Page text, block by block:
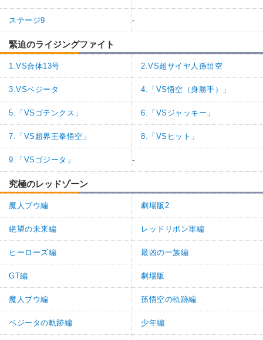
ステージ9 -
緊迫のライジングファイト
1.VS合体13号 2.VS超サイヤ人孫悟空
3.VSベジータ 4.「VS悟空（身勝手）」
5.「VSゴテンクス」 6.「VSジャッキー」
7.「VS超界王拳悟空」 8.「VSヒット」
9.「VSゴジータ」 -
究極のレッドゾーン
魔人ブウ編 劇場版2
絶望の未来編 レッドリボン軍編
ヒーローズ編 最凶の一族編
GT編 劇場版
魔人ブウ編 孫悟空の軌跡編
ベジータの軌跡編 少年編